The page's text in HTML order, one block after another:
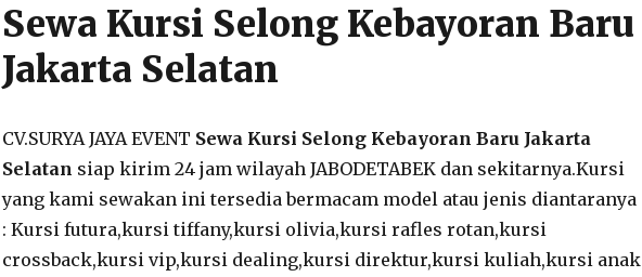
Sewa Kursi Selong Kebayoran Baru
Jakarta Selatan
CV.SURYA JAYA EVENT Sewa Kursi Selong Kebayoran Baru Jakarta
Selatan siap kirim 24 jam wilayah JABODETABEK dan sekitarnya.Kursi
yang kami sewakan ini tersedia bermacam model atau jenis diantaranya
: Kursi futura,kursi tiffany,kursi olivia,kursi rafles rotan,kursi
crossback,kursi vip,kursi dealing,kursi direktur,kursi kuliah,kursi anak